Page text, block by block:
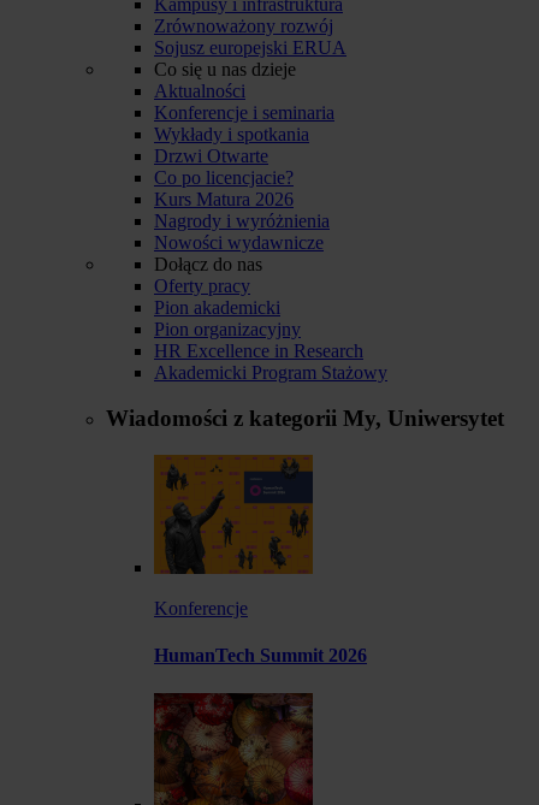
Zrównoważony rozwój
Sojusz europejski ERUA
Co się u nas dzieje
Aktualności
Konferencje i seminaria
Wykłady i spotkania
Drzwi Otwarte
Co po licencjacie?
Kurs Matura 2026
Nagrody i wyróżnienia
Nowości wydawnicze
Dołącz do nas
Oferty pracy
Pion akademicki
Pion organizacyjny
HR Excellence in Research
Akademicki Program Stażowy
Wiadomości z kategorii My, Uniwersytet
Konferencje
HumanTech Summit 2026